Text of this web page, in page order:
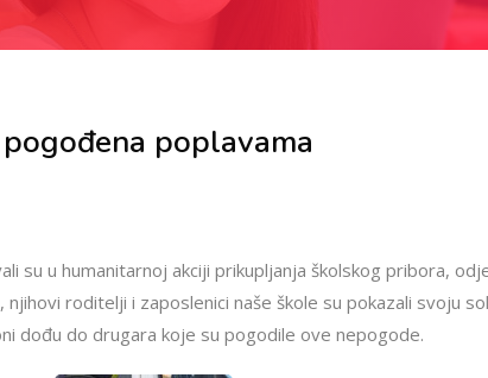
poplavama
su u humanitarnoj akciji prikupljanja školskog pribora,
roditelji i zaposlenici naše škole su pokazali svoju
dođu do drugara koje su pogodile ove nepogode.